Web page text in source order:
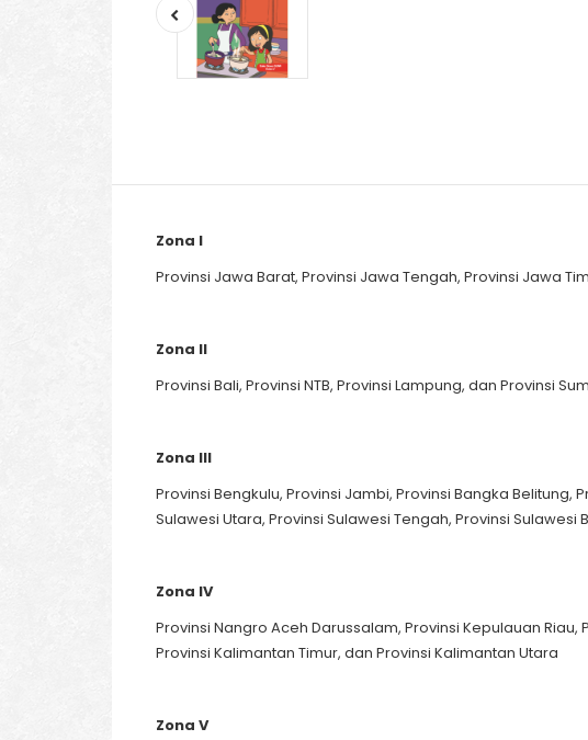
Zona I
Provinsi Jawa Barat, Provinsi Jawa Tengah, Provinsi Jawa
Zona II
Provinsi Bali, Provinsi NTB, Provinsi Lampung, dan Provinsi
Zona III
Provinsi Bengkulu, Provinsi Jambi, Provinsi Bangka Belitung,
Sulawesi Utara, Provinsi Sulawesi Tengah, Provinsi
Zona IV
Provinsi Nangro Aceh Darussalam, Provinsi Kepulauan Riau,
Provinsi Kalimantan Timur, dan Provinsi Kalimantan Utara
Zona V